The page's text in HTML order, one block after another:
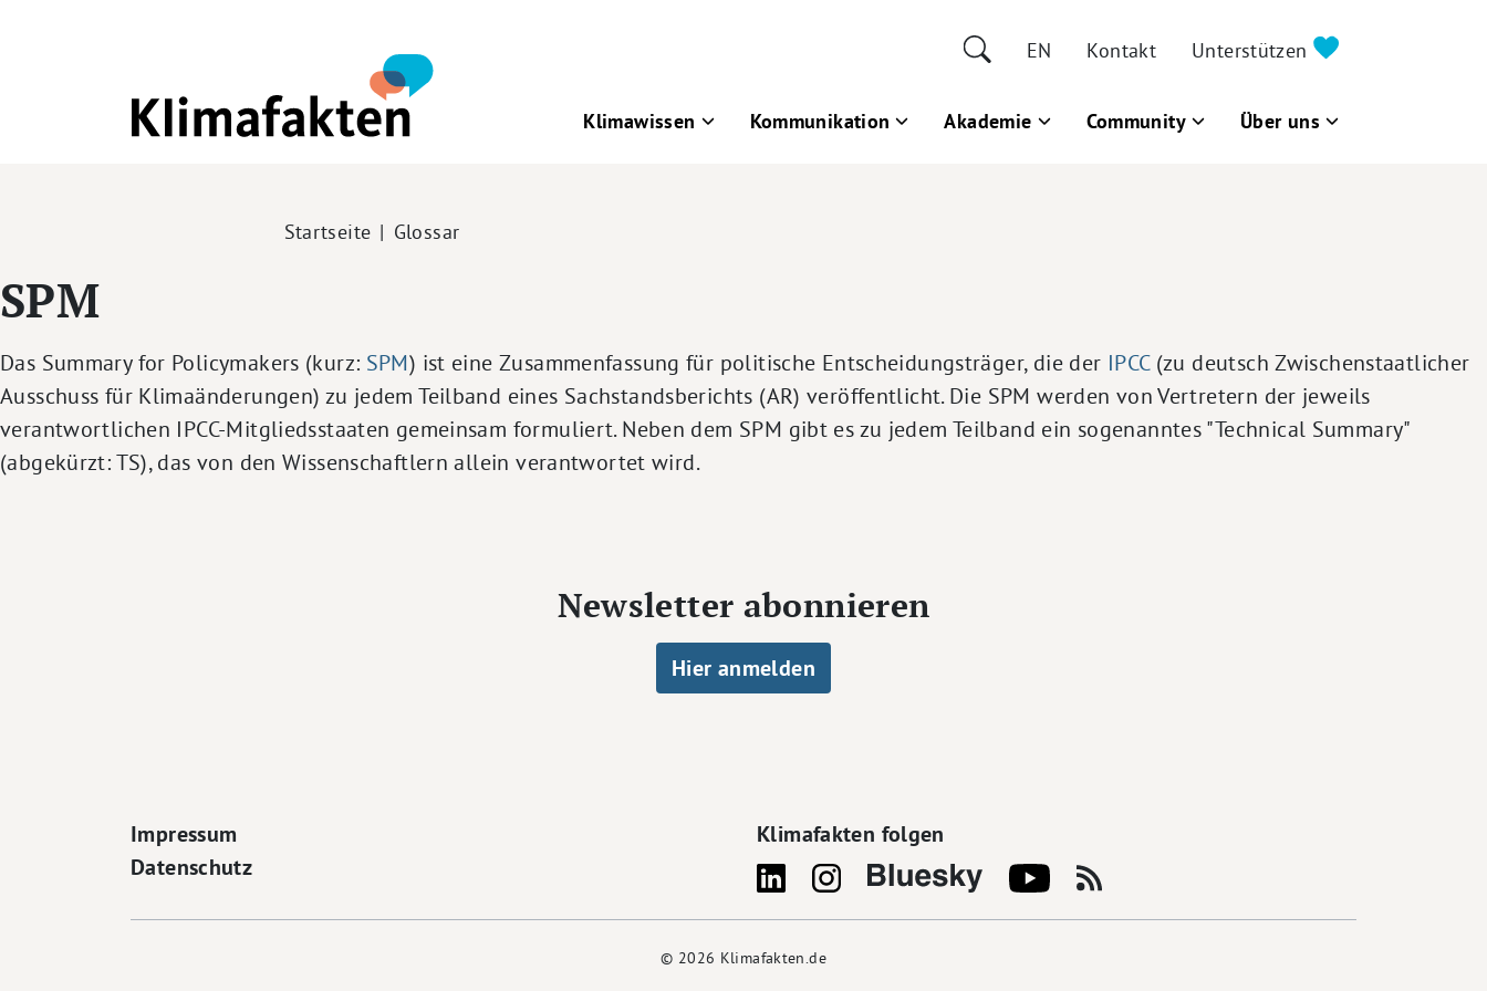
EN Kontakt Unterstützen
Klimawissen Kommunikation Akademie Community Über uns
Pfadnavigation
Startseite Glossar
SPM
Das Summary for Policymakers (kurz: SPM) ist eine Zusammenfassung für politische Entscheidungsträger, die der IPCC(zu deutsch Zwischenstaatlicher
Ausschuss für Klimaänderungen) zu jedem Teilband eines Sachstandsberichts (AR) veröffentlicht. Die SPM werden von Vertretern der jeweils
verantwortlichen IPCC-Mitgliedsstaaten gemeinsam formuliert. Neben dem SPM gibt es zu jedem Teilband ein sogenanntes "Technical Summary"
(abgekürzt: TS), das von den Wissenschaftlern allein verantwortet wird.
Newsletter abonnieren
Hier anmelden
Footer Navigation
Impressum
Datenschutz
Klimafakten folgen
© 2026 Klimafakten.de